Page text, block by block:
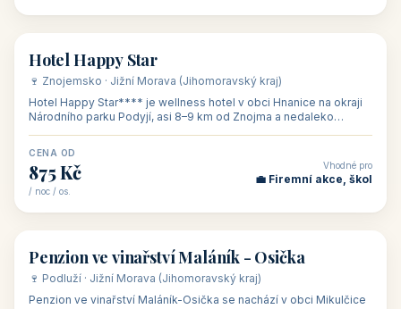
🏨 hotel
Hotel Happy Star
🍷 Znojemsko · Jižní Morava (Jihomoravský kraj)
Hotel Happy Star**** je wellness hotel v obci Hnanice na okraji
Národního parku Podyjí, asi 8–9 km od Znojma a nedaleko
CENA OD
875 Kč
/ noc / os.
Vhodné pro
💼 Firemní akce, škol
🏡 penzion
Penzion ve vinařství Maláník - Osička
🍷 Podluží · Jižní Morava (Jihomoravský kraj)
Penzion ve vinařství Maláník-Osička se nachází v obci Mikulčice